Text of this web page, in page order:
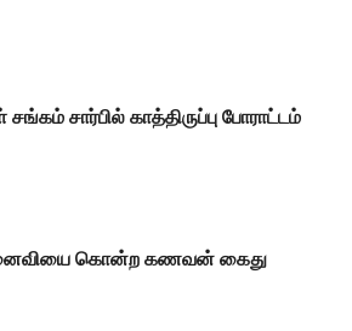
சங்கம் சார்பில் காத்திருப்பு போராட்டம்
கொன்ற கணவன் கைது